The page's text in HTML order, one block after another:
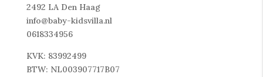
2492 LA Den Haag
info@baby-kidsvilla.nl
0618334956
KVK: 83992499
BTW: NL003907717B07